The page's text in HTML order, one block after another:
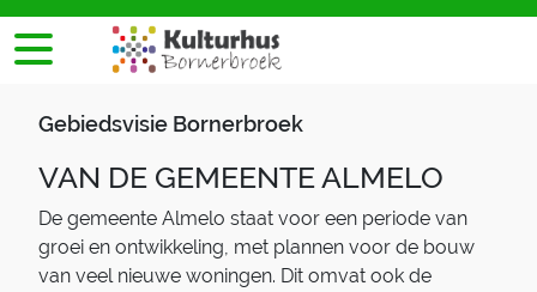
Gebiedsvisie Bornerbroek
VAN DE GEMEENTE ALMELO
De gemeente Almelo staat voor een periode van
groei en ontwikkeling, met plannen voor de bouw
van veel nieuwe woningen. Dit omvat ook de